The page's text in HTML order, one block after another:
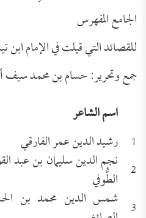
الجامع المفهرس
للقصائد التي قيلت في الإمام ابن
جمع وتحرير: حسام بن محمد سيف
اسم الشاعر
1 رشيد الدين عمر الفارقي
2 نجم الدين سليمان بن عبد
الطُّوفي
3 شمس الدين محمد بن